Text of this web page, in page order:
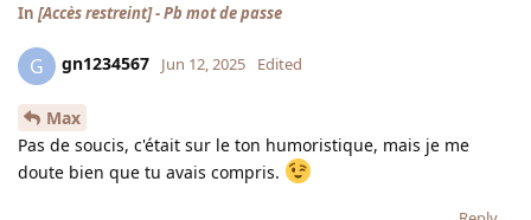
In [Accès restreint] - Pb mot de passe
G gn1234567 Jun 12, 2025 Edited
Max
Pas de soucis, c'était sur le ton humoristique, mais je me
doute bien que tu avais compris.